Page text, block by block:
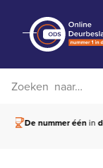
De nummer éénin